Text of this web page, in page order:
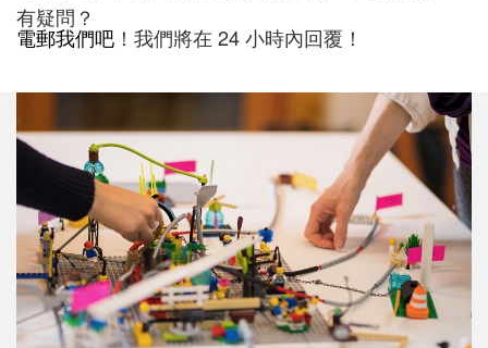
有疑問？
電郵我們吧 ！我們將在 24 小時內回覆！